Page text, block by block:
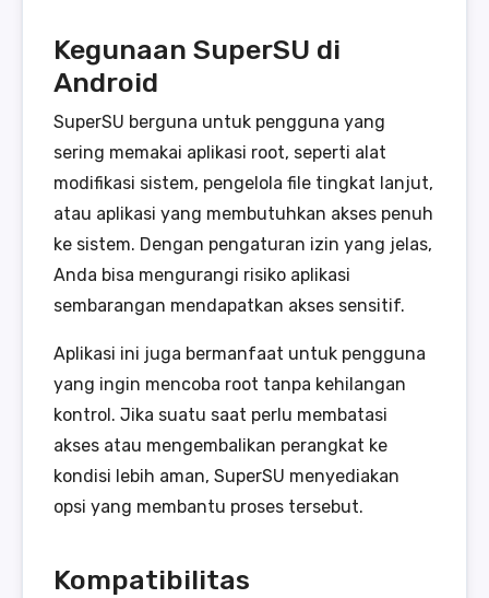
Kegunaan SuperSU di
Android
SuperSU berguna untuk pengguna yang
sering memakai aplikasi root, seperti alat
modifikasi sistem, pengelola file tingkat lanjut,
atau aplikasi yang membutuhkan akses penuh
ke sistem. Dengan pengaturan izin yang jelas,
Anda bisa mengurangi risiko aplikasi
sembarangan mendapatkan akses sensitif.
Aplikasi ini juga bermanfaat untuk pengguna
yang ingin mencoba root tanpa kehilangan
kontrol. Jika suatu saat perlu membatasi
akses atau mengembalikan perangkat ke
kondisi lebih aman, SuperSU menyediakan
opsi yang membantu proses tersebut.
Kompatibilitas